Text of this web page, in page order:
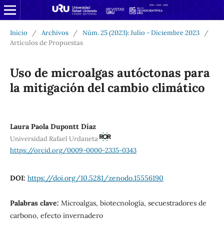
Inicio / Archivos / Núm. 25 (2023): Julio - Diciembre 2023
/
Artículos de Propuestas
Uso de microalgas autóctonas para
la mitigación del cambio climático
Laura Paola Dupontt Díaz
Universidad Rafael Urdaneta
https://orcid.org/0009-0000-2335-0343
DOI: https://doi.org/10.5281/zenodo.15556190
Palabras clave: Microalgas, biotecnología, secuestradores de
carbono, efecto invernadero